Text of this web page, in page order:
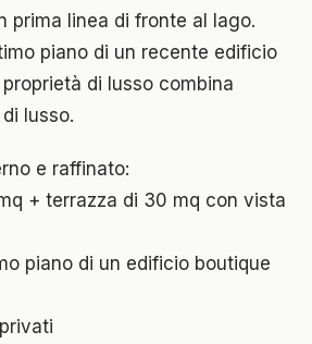
prima linea di fronte al lago.
piano di un recente edificio
di lusso combina
lusso.
e raffinato:
+ terrazza di 30 mq con vista
piano di un edificio boutique